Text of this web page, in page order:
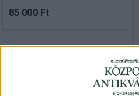
85 000 Ft